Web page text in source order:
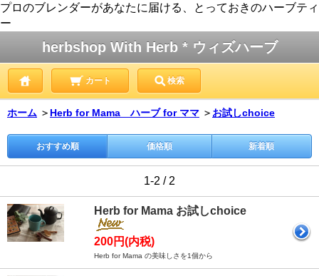
プロのブレンダーがあなたに届ける、とっておきのハーブティ
ー
herbshop With Herb * ウィズハーブ
カート 検索
ホーム ＞ Herb for Mama ハーブ for ママ ＞ お試しchoice
おすすめ順 価格順 新着順
1-2 / 2
Herb for Mama お試しchoice
200円(内税)
Herb for Mama の美味しさを1個から